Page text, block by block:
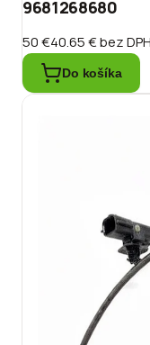
9681268680
50 €40.65 €bez DPH
Do košíka